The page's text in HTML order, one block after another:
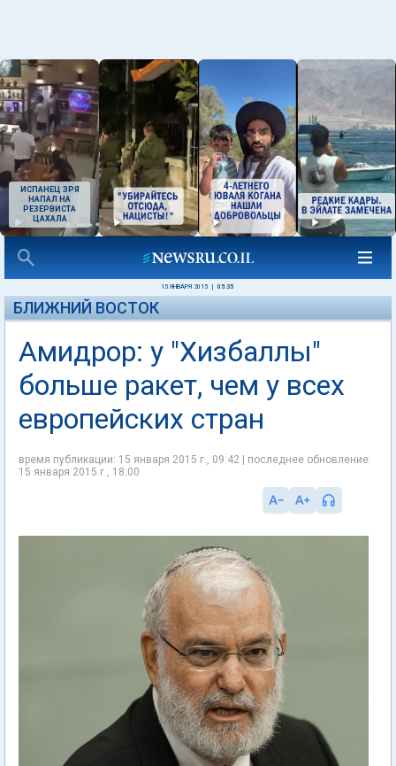
ИСПАНЕЦ ЗРЯ
НАПАЛ НА
РЕЗЕРВИСТА
ЦАХАЛА
15 ЯНВАРЯ 2015 05:35
БЛИЖНИЙ ВОСТОК
Амидрор: у "Хизбаллы"
больше ракет, чем у всех
европейских стран
время публикации: 15 января 2015 г., 09:42 | последнее обновление:
15 января 2015 г., 18:00